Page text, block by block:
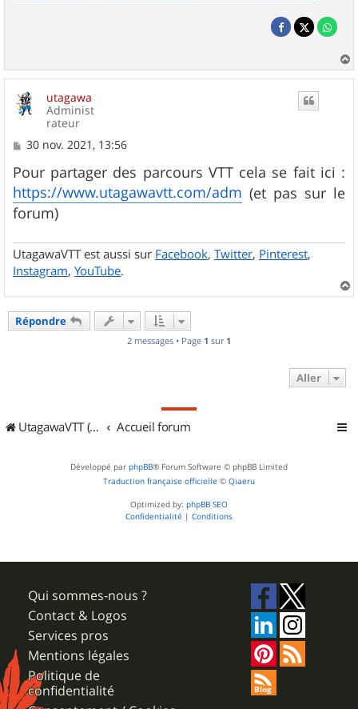
a
utagawa
Administ
rateur
M
s
s
a
g
e
30 nov. 2021, 13:56
Pour partager des parcours VTT cela se fait ici :
https://www.utagawavtt.com/adm (et pas sur le
forum)
UtagawaVTT est aussi sur Facebook, Twitter, Pinterest,
Instagram, YouTube.
a
Répondre
2 messages • Page 1 sur 1
Aller
UtagawaVTT (Randos VTT et VTTAE avec traces GPS) Accueil forum
Développé par phpBB® Forum Software © phpBB Limited
Traduction française officielle © Qiaeru
Optimized by: phpBB SEO
Confidentialité | Conditions
Qui sommes-nous ?
Contact & Logos
Services pros
Mentions légales
Politique de
confidentialité